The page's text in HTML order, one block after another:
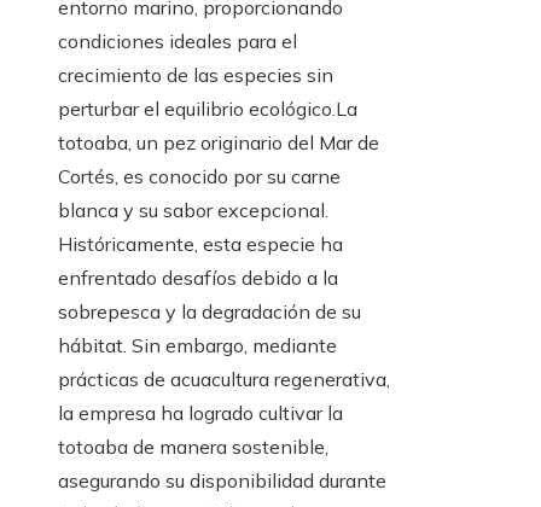
entorno marino, proporcionando
condiciones ideales para el
crecimiento de las especies sin
perturbar el equilibrio ecológico.La
totoaba, un pez originario del Mar de
Cortés, es conocido por su carne
blanca y su sabor excepcional.
Históricamente, esta especie ha
enfrentado desafíos debido a la
sobrepesca y la degradación de su
hábitat. Sin embargo, mediante
prácticas de acuacultura regenerativa,
la empresa ha logrado cultivar la
totoaba de manera sostenible,
asegurando su disponibilidad durante